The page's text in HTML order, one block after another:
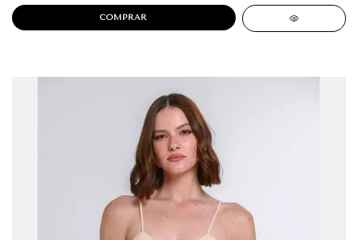
COMPRAR